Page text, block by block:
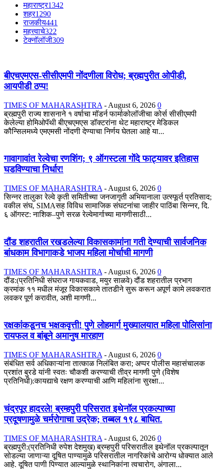
महाराष्ट्र1342
शहर1290
राजकीय441
महत्त्वाचे322
टेक्नॉलॉजी309
बीएचएमएस-सीसीएमपी नोंदणीला विरोध; ब्रह्मपुरीत ओपीडी,
आयपीडी ठप्प!
TIMES OF MAHARASHTRA - August 6, 2026 0
ब्रह्मपुरी राज्य शासनाने १ वर्षाचा मॉडर्न फार्माकोलॉजीचा कोर्स सीसीएमपी
केलेल्या होमिओपॅथी बीएचएमएस डॉक्टरांना थेट महाराष्ट्र मेडिकल
कौन्सिलमध्ये एमएमसी नोंदणी देण्याचा निर्णय घेतला आहे या...
गावागावांत रेल्वेचा रणशिंग; ९ ऑगस्टला गोंदे फाट्यावर इतिहास
घडविण्याचा निर्धार!
TIMES OF MAHARASHTRA - August 6, 2026 0
सिन्नर तालुका रेल्वे कृती समितीच्या जनजागृती अभियानाला उत्स्फूर्त प्रतिसाद;
वकील संघ, SIMAसह विविध सामाजिक संघटनांचा जाहीर पाठिंबा सिन्नर, दि.
६ ऑगस्ट: नाशिक–पुणे सरळ रेल्वेमार्गाच्या मागणीसाठी...
दौंड शहरातील रखडलेल्या विकासकामांना गती देण्याची सार्वजनिक
बांधकाम विभागाकडे भाजप महिला मोर्चाची मागणी
TIMES OF MAHARASHTRA - August 6, 2026 0
दौंड:(प्रतिनिधी संघराज गायकवाड, मयुर साळवे) दौंड शहरातील प्रभाग
क्रमांक ११ मधील मंजूर विकासकामे तातडीने सुरू करून अपूर्ण कामे लवकरात
लवकर पूर्ण करावीत, अशी मागणी...
रक्षकांकडूनच भक्षकवृत्ती! पुणे लोहमार्ग मुख्यालयात महिला पोलिसांना
रायफल व बांबूने अमानुष मारहाण
TIMES OF MAHARASHTRA - August 6, 2026 0
संबंधित सर्व अधिकाऱ्यांना तात्काळ निलंबित करा; अप्पर पोलीस महासंचालक
प्रशांत बुरडे यांनी स्वतः चौकशी करण्याची तीव्र मागणी पुणे (विशेष
प्रतिनिधी):कायद्याचे रक्षण करण्याची आणि महिलांना सुरक्षा...
चंद्रपूर हादरले! ब्रम्हपुरी परिसरात इथेनॉल प्रकल्पाच्या
प्रदूषणामुळे चर्मरोगाचा उद्रेक; तब्बल १९८ बाधित.
TIMES OF MAHARASHTRA - August 6, 2026 0
ब्रह्मपुरी:(प्रतिनिधी रुपेश देशमुख) ब्रम्हपुरी परिसरातील इथेनॉल प्रकल्पातून
सोडल्या जाणाऱ्या दूषित पाण्यामुळे परिसरातील नागरिकांचे आरोग्य धोक्यात आले
आहे. दूषित पाणी पिण्यात आल्यामुळे स्थानिकांना त्वचारोग, अंगाला...